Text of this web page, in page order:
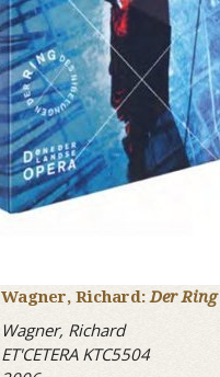
Wagner, Richard:Der
Wagner, Richard
ET'CETERA KTC5504